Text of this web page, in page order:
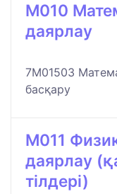
M010
даярлау
7M01503
басқару
M011
даярлау
тілдері)